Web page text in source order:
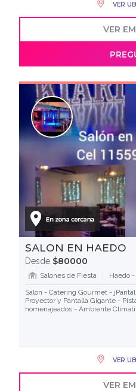
VER
VER
SALON EN HAEDO
Desde $80000
Salones de Fiesta
Haedo
Salón - Catering Gourmet -
Proyector y Pantalla Gigante -
homenajeados - Ambiente
VER
VER